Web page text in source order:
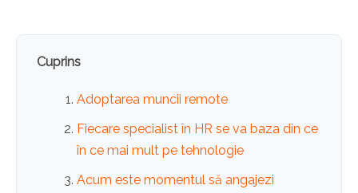
Cuprins
Adoptarea muncii remote
Fiecare specialist în HR se va baza din ce
în ce mai mult pe tehnologie
Acum este momentul să angajezi